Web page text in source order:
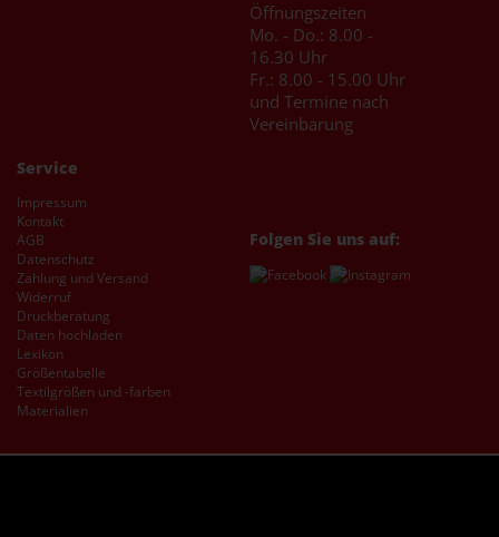
Öffnungszeiten
Mo. - Do.: 8.00 -
16.30 Uhr
Fr.: 8.00 - 15.00 Uhr
und Termine nach
Vereinbarung
Service
Impressum
Kontakt
AGB
Datenschutz
Zahlung und Versand
Widerruf
Druckberatung
Daten hochladen
Lexikon
Größentabelle
Textilgrößen und -farben
Materialien
Folgen Sie uns auf: